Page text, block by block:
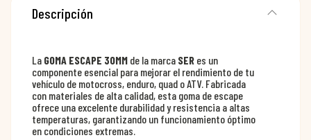
Descripción
La GOMA ESCAPE 30MM de la marca SER es un
componente esencial para mejorar el rendimiento de tu
vehículo de motocross, enduro, quad o ATV. Fabricada
con materiales de alta calidad, esta goma de escape
ofrece una excelente durabilidad y resistencia a altas
temperaturas, garantizando un funcionamiento óptimo
en condiciones extremas.